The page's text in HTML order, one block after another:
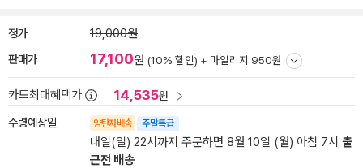
정가 19,000원
판매가 17,100원 (10% 할인) + 마일리지 950원
카드최대혜택가 14,535원
수령예상일 양탄자배송 주말특급
내일(일) 22시까지 주문하면 8월 10일 (월) 아침 7시 출
근전 배송